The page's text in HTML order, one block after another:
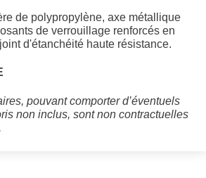
de polypropylène, axe métallique
de verrouillage renforcés en
d'étanchéité haute résistance.
pouvant comporter d’éventuels
non inclus, sont non contractuelles